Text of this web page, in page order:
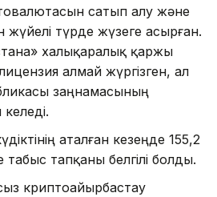
сатып алу және
түрде жүзеге асырған.
халықаралық қаржы
алмай жүргізген, ал
заңнамасының
аталған кезеңде 155,2
табыс тапқаны белгілі болды.
криптоайырбастау